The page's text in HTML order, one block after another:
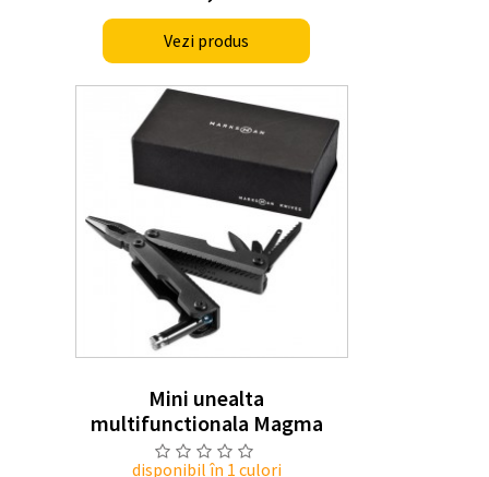
Vezi produs
Mini unealta
multifunctionala Magma
disponibil în 1 culori